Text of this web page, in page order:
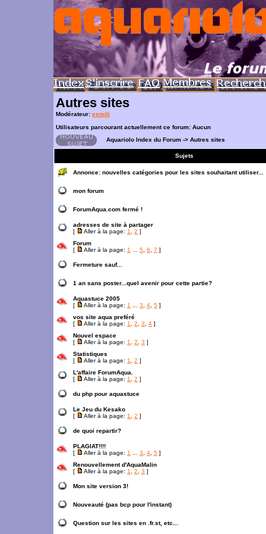
Autres sites
Modérateur: exmili
Utilisateurs parcourant actuellement ce forum: Aucun
Aquariolo Index du Forum -> Autres sites
Sujets
Annonce: nouvelles catégories pour les sites souhaitant utiliser...
mon forum
ForumAqua.com fermé !
adresses de site à partager
[
Aller à la page: 1 2 ]
Forum
[
Aller à la page: 1 5 6 7 ]
Fermeture sauf...
1 an sans poster...quel avenir pour cette partie?
Aquastuce 2005
[
Aller à la page: 1 3 4 5 ]
vos site aqua preféré
[
Aller à la page: 1 2 3 4 ]
Nouvel espace
[
Aller à la page: 1 2 3 ]
Statistiques
[
Aller à la page: 1 2 ]
L'affaire ForumAqua.
[
Aller à la page: 1 2 ]
du php pour aquastuce
Le Jeu du Kesako
[
Aller à la page: 1 2 ]
de quoi repartir?
PLAGIAT!!!!
[
Aller à la page: 1 3 4 5 ]
Renouvellement d'AquaMalin
[
Aller à la page: 1 2 3 ]
Mon site version 3!
Nouveauté (pas bcp pour l'instant)
Question sur les sites en .fr.st, etc...